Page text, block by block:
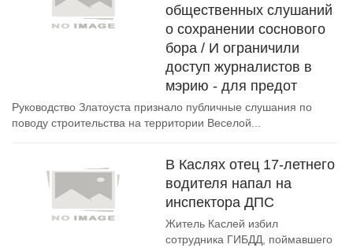
общественных слушаний
о сохранении соснового
бора / И ограничили
доступ журналистов в
мэрию - для предот
Руководство Златоуста признало публичные слушания по
поводу строительства на территории Веселой...
В Каслях отец 17-летнего
водителя напал на
инспектора ДПС
Житель Каслей избил
сотрудника ГИБДД, поймавшего